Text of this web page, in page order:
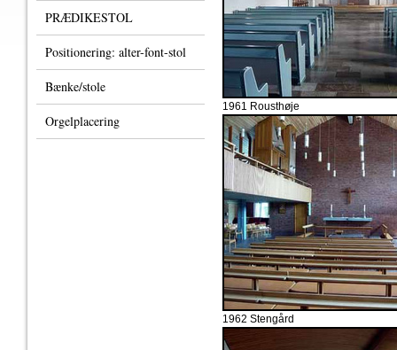
PRÆDIKESTOL
Positionering: alter-font-stol
Bænke/stole
Orgelplacering
1961 Rousthøje
1962 Stengård